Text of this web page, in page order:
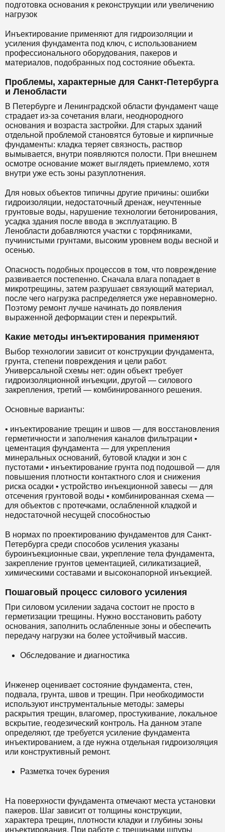
подготовка основания к реконструкции или увеличению
нагрузок
Инъектирование применяют для гидроизоляции и
усиления фундамента под ключ, с использованием
профессионального оборудования, пакеров и
материалов, подобранных под состояние объекта.
Проблемы, характерные для Санкт-Петербурга
и Ленобласти
В Петербурге и Ленинградской области фундамент чаще
страдает из-за сочетания влаги, неоднородного
основания и возраста застройки. Для старых зданий
отдельной проблемой становятся бутовые и кирпичные
фундаменты: кладка теряет связность, раствор
вымывается, внутри появляются полости. При внешнем
осмотре основание может выглядеть приемлемо, хотя
внутри уже есть зоны разуплотнения.
Для новых объектов типичны другие причины: ошибки
гидроизоляции, недостаточный дренаж, неучтенные
грунтовые воды, нарушение технологии бетонирования,
усадка здания после ввода в эксплуатацию. В
Ленобласти добавляются участки с торфяниками,
пучинистыми грунтами, высоким уровнем воды весной и
осенью.
Опасность подобных процессов в том, что повреждение
развивается постепенно. Сначала влага попадает в
микротрещины, затем разрушает связующий материал,
после чего нагрузка распределяется уже неравномерно.
Поэтому ремонт лучше начинать до появления
выраженной деформации стен и перекрытий.
Какие методы инъектирования применяют
Выбор технологии зависит от конструкции фундамента,
грунта, степени повреждения и цели работ.
Универсальной схемы нет: один объект требует
гидроизоляционной инъекции, другой — силового
закрепления, третий — комбинированного решения.
Основные варианты:
• инъектирование трещин и швов — для восстановления
герметичности и заполнения каналов фильтрации •
цементация фундамента — для укрепления
минеральных оснований, бутовой кладки и зон с
пустотами • инъектирование грунта под подошвой — для
повышения плотности контактного слоя и снижения
риска осадки • устройство инъекционной завесы — для
отсечения грунтовой воды • комбинированная схема —
для объектов с протечками, ослабленной кладкой и
недостаточной несущей способностью
В нормах по проектированию фундаментов для Санкт-
Петербурга среди способов усиления указаны
буроинъекционные сваи, укрепление тела фундамента,
закрепление грунтов цементацией, силикатизацией,
химическими составами и высоконапорной инъекцией.
Пошаговый процесс силового усиления
При силовом усилении задача состоит не просто в
герметизации трещины. Нужно восстановить работу
основания, заполнить ослабленные зоны и обеспечить
передачу нагрузки на более устойчивый массив.
Обследование и диагностика
Инженер оценивает состояние фундамента, стен,
подвала, грунта, швов и трещин. При необходимости
используют инструментальные методы: замеры
раскрытия трещин, влагомер, простукивание, локальное
вскрытие, геодезический контроль. На данном этапе
определяют, где требуется усиление фундамента
инъектированием, а где нужна отдельная гидроизоляция
или конструктивный ремонт.
Разметка точек бурения
На поверхности фундамента отмечают места установки
пакеров. Шаг зависит от толщины конструкции,
характера трещин, плотности кладки и глубины зоны
инъектирования. При работе с трещинами шпуры